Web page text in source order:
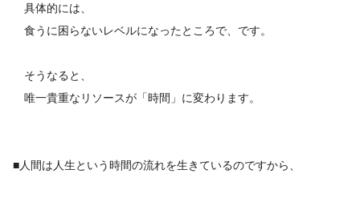
具体的には、
食うに困らないレベルになったところで、です。
そうなると、
唯一貴重なリソースが「時間」に変わります。
■人間は人生という時間の流れを生きているのですから、